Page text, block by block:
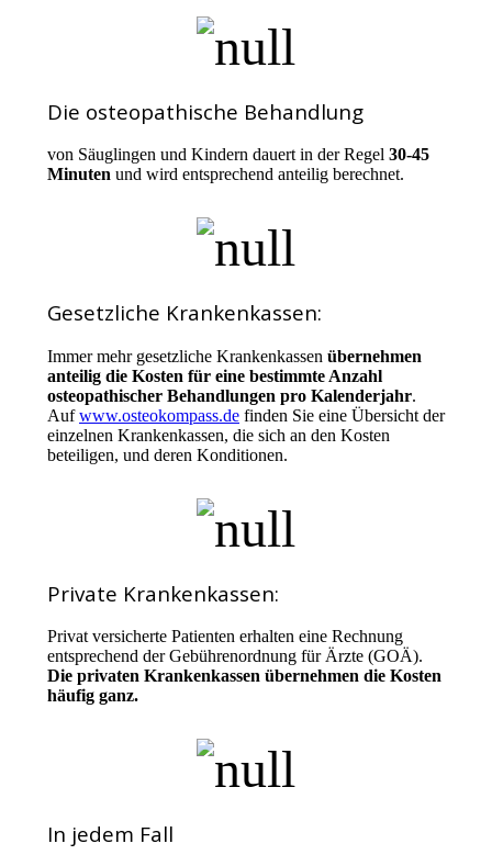
Die osteopathische Behandlung
von Säuglingen und Kindern dauert in der Regel 30-45
Minuten und wird entsprechend anteilig berechnet.
Gesetzliche Krankenkassen:
Immer mehr gesetzliche Krankenkassen übernehmen
anteilig die Kosten für eine bestimmte Anzahl
osteopathischer Behandlungen pro Kalenderjahr.
Aufwww.osteokompass.de finden Sie eine Übersicht der
einzelnen Krankenkassen, die sich an den Kosten
beteiligen, und deren Konditionen.
Private Krankenkassen:
Privat versicherte Patienten erhalten eine Rechnung
entsprechend der Gebührenordnung für Ärzte (GOÄ).
Die privaten Krankenkassen übernehmen die Kosten
häufig ganz.
In jedem Fall